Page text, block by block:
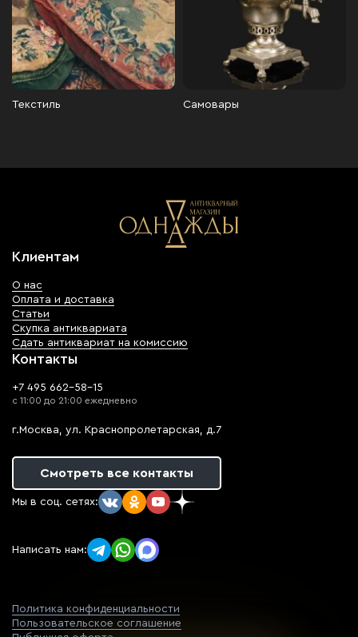
Текстиль Самовары
Клиентам
О нас
Оплата и доставка
Статьи
Скупка антиквариата
Сдать антиквариат на комиссию
Контакты
+7 495 662-58-15
с 11:00 до 21:00 ежедневно
г.Москва, ул. Краснопролетарская, д.7
Смотреть все контакты
Мы в соц. сетях:
Написать нам:
Политика конфиденциальности
Пользовательское соглашение